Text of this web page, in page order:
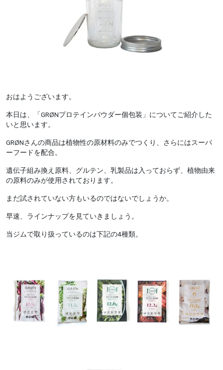
おはようございます。
本日は、「GRØNプロテインパウダー個包装」についてご紹介した
いと思います。
GRØNさんの商品は植物性の原材料のみでつくり、さらにはスーパ
ーフードを配合。
遺伝子組み換え原料、グルテン、乳製品は入っておらず、植物由来
の原料のみが使用されております。
まだ試されていない方もいるのではないでしょうか。
早速、ラインナップを見ていきましょう。
当ジムで取り扱っているのは下記の4種類。